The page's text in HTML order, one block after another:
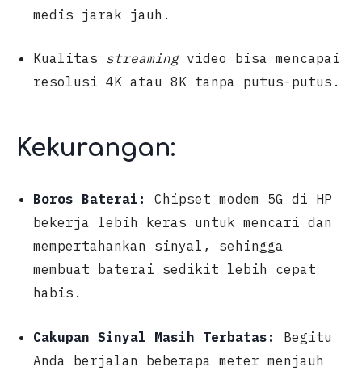
medis jarak jauh.
Kualitas streamingvideo bisa mencapai
resolusi 4K atau 8K tanpa putus-putus.
Kekurangan:
Boros Baterai:
Chipset modem 5G di HP
bekerja lebih keras untuk mencari dan
mempertahankan sinyal, sehingga
membuat baterai sedikit lebih cepat
habis.
Cakupan Sinyal Masih Terbatas:
Begitu
Anda berjalan beberapa meter menjauh